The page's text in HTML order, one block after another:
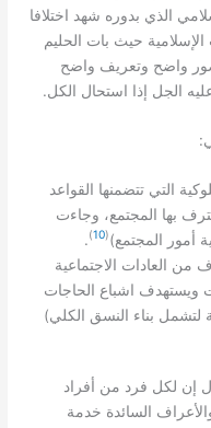
الذي بدوره شهد اختلافا
الإسلامية حيث بات الحليم
واضح وتعريف واضح
الجل إذا استحال الكل.
:
التي تتضمنها القواعد
بها المجتمع، وجاءت
أمور المجتمع)
(
10
)
.
العادات الاجتماعية
ويستهدف اشباع الحاجات
لتشمل بناء النسق الكلي)
إن لكل فرد من أفراد
والأعراف السائدة خدمة